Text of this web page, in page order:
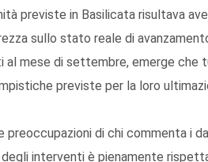
previste in Basilicata risultava
sullo stato reale di
al mese di settembre, emerge
previste per la loro
preoccupazioni di chi commenta i
interventi è pienamente